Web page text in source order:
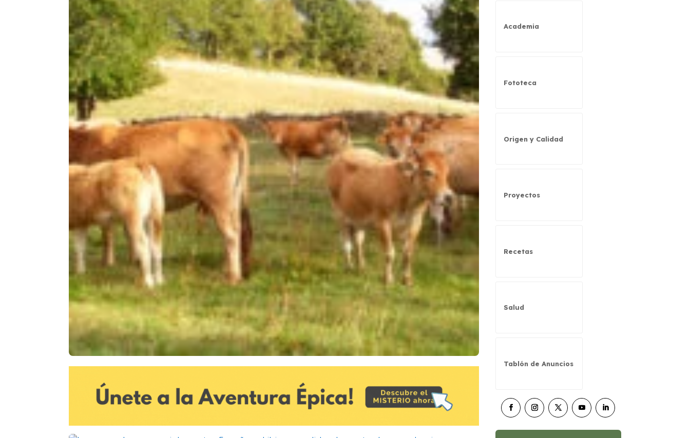
Academia
Fototeca
Origen y Calidad
Proyectos
Recetas
Salud
Tablón de Anuncios